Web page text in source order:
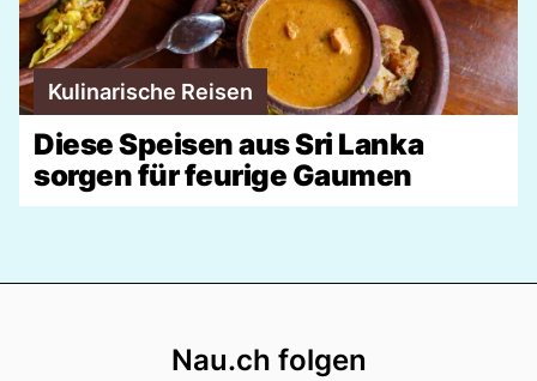
Kulinarische Reisen
Diese Speisen aus Sri Lanka
sorgen für feurige Gaumen
Nau.ch folgen